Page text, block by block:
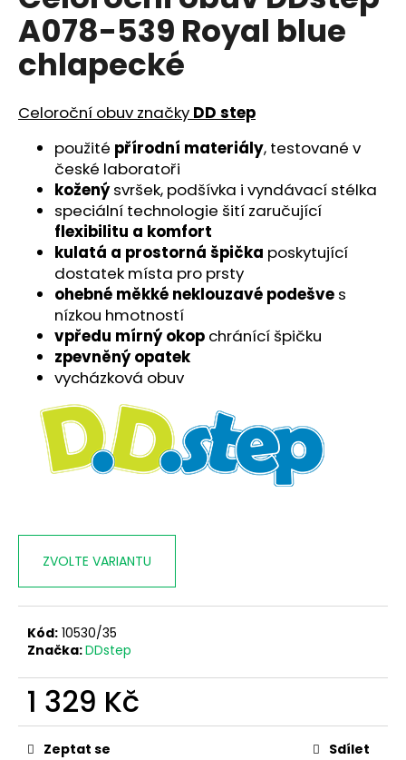
0,0
z
5
hvězdiček.
A078-539 Royal blue
chlapecké
Celoroční obuv značky DD step
použité přírodní materiály, testované v
české laboratoři
koženýsvršek, podšívka i vyndávací stélka
speciální technologie šití zaručující
flexibilitu a komfort
kulatá a prostorná špička poskytující
dostatek místa pro prsty
ohebné měkké neklouzavé podešve s
nízkou hmotností
vpředu mírný okop chránící špičku
zpevněný opatek
vycházková obuv
ZVOLTE VARIANTU
Kód: 10530/35
Značka:DDstep
1 329 Kč
Měrná
cena:Zeptat se Sdílet
a
j
í
?
HLEDAT